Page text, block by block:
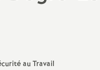
et stages
au Travail